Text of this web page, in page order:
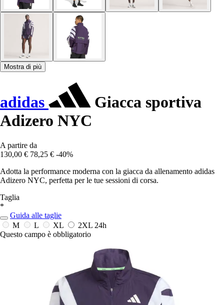
Mostra di più
adidas
Giacca sportiva
Adizero NYC
A partire da
130,00 € 78,25 € -40%
Adotta la performance moderna con la giacca da allenamento adidas
Adizero NYC, perfetta per le tue sessioni di corsa.
Taglia
*
Guida alle taglie
M
L XL 2XL 24h
Questo campo è obbligatorio